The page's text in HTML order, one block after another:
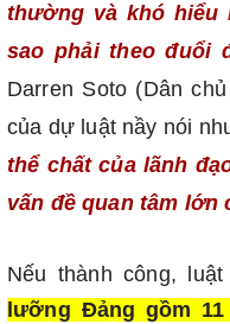
thường và khó
sao phải theo đuổi
Darren Soto (Dân
của dự luật nầy nói
thể chất của lãnh
vấn đề quan tâm lớn
Nếu thành công,
lưỡng Đảng gồm